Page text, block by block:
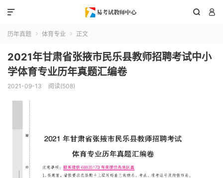
 

历年真题  体育专业  正文
2021年甘肃省张掖市民乐县教师招聘考试中小
学体育专业历年真题汇编卷
2021-09-13 阅读(508)